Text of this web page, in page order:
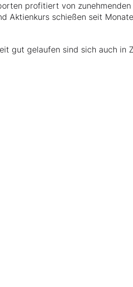
profitiert von
Aktienkurs schießen seit
gut gelaufen sind sich auch in